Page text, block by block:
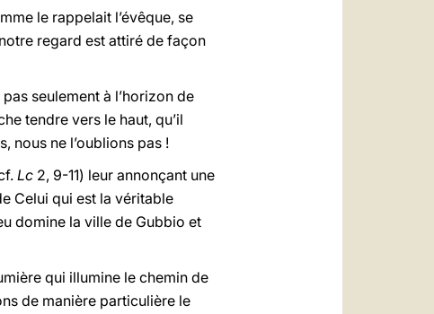
le rappelait l’évêque, se
regard est attiré de façon
seulement à l’horizon de
tendre vers le haut, qu’il
nous ne l’oublions pas !
Lc 2, 9-11) leur annonçant une
Celui qui est la véritable
domine la ville de Gubbio et
qui illumine le chemin de
de manière particulière le